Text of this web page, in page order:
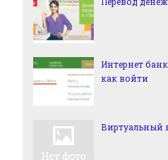
Интернет
как войти
Виртуальный